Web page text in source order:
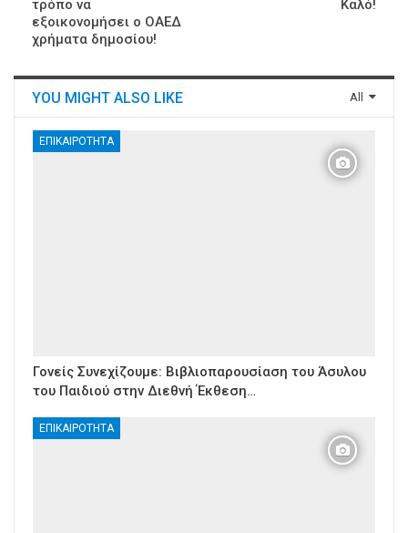
τρόπο να
εξοικονομήσει ο ΟΑΕΔ
χρήματα δημοσίου!
Καλό!
All
YOU MIGHT ALSO LIKE
ΕΠΙΚΑΙΡΌΤΗΤΑ
Γονείς Συνεχίζουμε: Βιβλιοπαρουσίαση του Άσυλου
του Παιδιού στην Διεθνή Έκθεση…
ΕΠΙΚΑΙΡΌΤΗΤΑ